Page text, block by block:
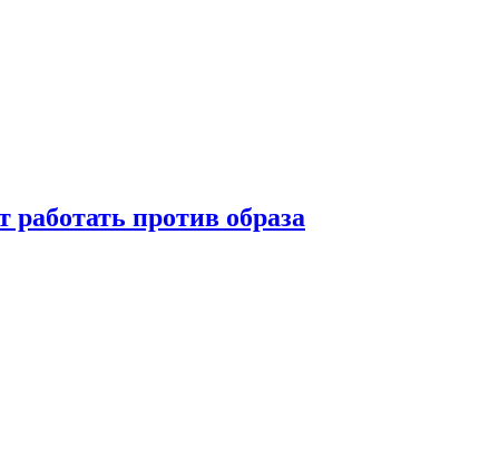
против образа